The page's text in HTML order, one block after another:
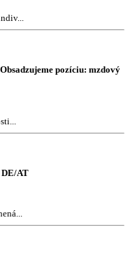
pozíciu: mzdový
DE/AT